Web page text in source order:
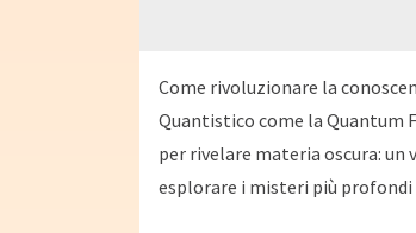
Come rivoluzionare la
Quantistico come la Quantum
per rivelare materia oscura:
esplorare i misteri più profondi